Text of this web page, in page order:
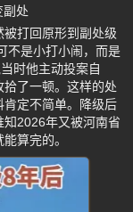
副处
打回原形到副处级
不是小打小闹，而是
时他主动投案自
了一顿。这样的处
定不简单。降级后
2026年又被河南省
算完的。